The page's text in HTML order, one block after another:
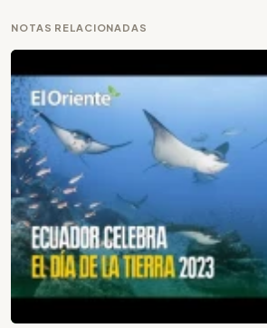
NOTAS RELACIONADAS